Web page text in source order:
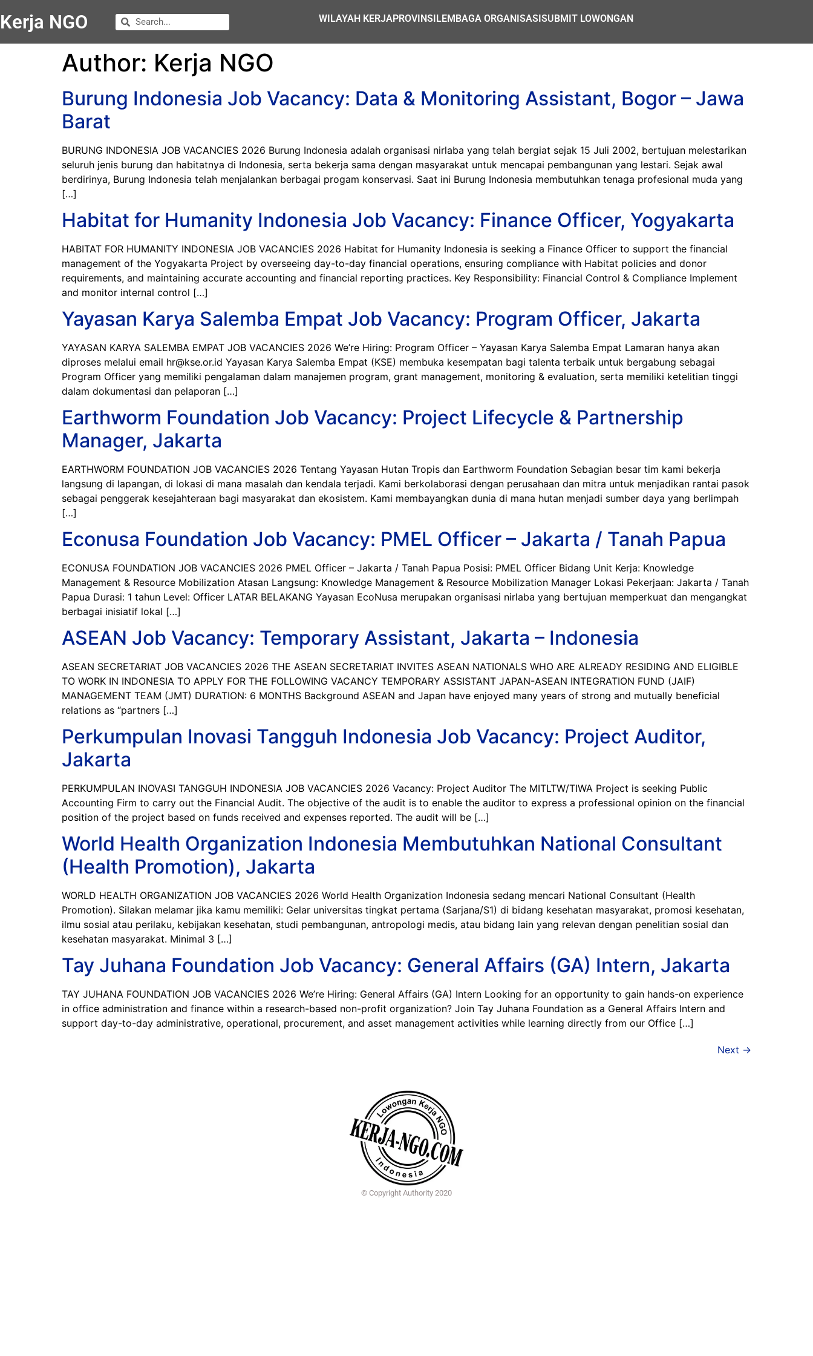
Kerja NGO WILAYAH KERJAPROVINSILEMBAGA ORGANISASISUBMIT LOWONGAN
Author: Kerja NGO
Burung Indonesia Job Vacancy: Data & Monitoring Assistant, Bogor – Jawa
Barat
BURUNG INDONESIA JOB VACANCIES 2026 Burung Indonesia adalah organisasi nirlaba yang telah bergiat sejak 15 Juli 2002, bertujuan melestarikan
seluruh jenis burung dan habitatnya di Indonesia, serta bekerja sama dengan masyarakat untuk mencapai pembangunan yang lestari. Sejak awal
berdirinya, Burung Indonesia telah menjalankan berbagai progam konservasi. Saat ini Burung Indonesia membutuhkan tenaga profesional muda yang
[…]
Habitat for Humanity Indonesia Job Vacancy: Finance Officer, Yogyakarta
HABITAT FOR HUMANITY INDONESIA JOB VACANCIES 2026 Habitat for Humanity Indonesia is seeking a Finance Officer to support the financial
management of the Yogyakarta Project by overseeing day-to-day financial operations, ensuring compliance with Habitat policies and donor
requirements, and maintaining accurate accounting and financial reporting practices. Key Responsibility: Financial Control & Compliance Implement
and monitor internal control […]
Yayasan Karya Salemba Empat Job Vacancy: Program Officer, Jakarta
YAYASAN KARYA SALEMBA EMPAT JOB VACANCIES 2026 We’re Hiring: Program Officer – Yayasan Karya Salemba Empat Lamaran hanya akan
diproses melalui email hr@kse.or.id Yayasan Karya Salemba Empat (KSE) membuka kesempatan bagi talenta terbaik untuk bergabung sebagai
Program Officer yang memiliki pengalaman dalam manajemen program, grant management, monitoring & evaluation, serta memiliki ketelitian tinggi
dalam dokumentasi dan pelaporan […]
Earthworm Foundation Job Vacancy: Project Lifecycle & Partnership
Manager, Jakarta
EARTHWORM FOUNDATION JOB VACANCIES 2026 Tentang Yayasan Hutan Tropis dan Earthworm Foundation Sebagian besar tim kami bekerja
langsung di lapangan, di lokasi di mana masalah dan kendala terjadi. Kami berkolaborasi dengan perusahaan dan mitra untuk menjadikan rantai pasok
sebagai penggerak kesejahteraan bagi masyarakat dan ekosistem. Kami membayangkan dunia di mana hutan menjadi sumber daya yang berlimpah
[…]
Econusa Foundation Job Vacancy: PMEL Officer – Jakarta / Tanah Papua
ECONUSA FOUNDATION JOB VACANCIES 2026 PMEL Officer – Jakarta / Tanah Papua Posisi: PMEL Officer Bidang Unit Kerja: Knowledge
Management & Resource Mobilization Atasan Langsung: Knowledge Management & Resource Mobilization Manager Lokasi Pekerjaan: Jakarta / Tanah
Papua Durasi: 1 tahun Level: Officer LATAR BELAKANG Yayasan EcoNusa merupakan organisasi nirlaba yang bertujuan memperkuat dan mengangkat
berbagai inisiatif lokal […]
ASEAN Job Vacancy: Temporary Assistant, Jakarta – Indonesia
ASEAN SECRETARIAT JOB VACANCIES 2026 THE ASEAN SECRETARIAT INVITES ASEAN NATIONALS WHO ARE ALREADY RESIDING AND ELIGIBLE
TO WORK IN INDONESIA TO APPLY FOR THE FOLLOWING VACANCY TEMPORARY ASSISTANT JAPAN-ASEAN INTEGRATION FUND (JAIF)
MANAGEMENT TEAM (JMT) DURATION: 6 MONTHS Background ASEAN and Japan have enjoyed many years of strong and mutually beneficial
relations as “partners […]
Perkumpulan Inovasi Tangguh Indonesia Job Vacancy: Project Auditor,
Jakarta
PERKUMPULAN INOVASI TANGGUH INDONESIA JOB VACANCIES 2026 Vacancy: Project Auditor The MITLTW/TIWA Project is seeking Public
Accounting Firm to carry out the Financial Audit. The objective of the audit is to enable the auditor to express a professional opinion on the financial
position of the project based on funds received and expenses reported. The audit will be […]
World Health Organization Indonesia Membutuhkan National Consultant
(Health Promotion), Jakarta
WORLD HEALTH ORGANIZATION JOB VACANCIES 2026 World Health Organization Indonesia sedang mencari National Consultant (Health
Promotion). Silakan melamar jika kamu memiliki: Gelar universitas tingkat pertama (Sarjana/S1) di bidang kesehatan masyarakat, promosi kesehatan,
ilmu sosial atau perilaku, kebijakan kesehatan, studi pembangunan, antropologi medis, atau bidang lain yang relevan dengan penelitian sosial dan
kesehatan masyarakat. Minimal 3 […]
Tay Juhana Foundation Job Vacancy: General Affairs (GA) Intern, Jakarta
TAY JUHANA FOUNDATION JOB VACANCIES 2026 We’re Hiring: General Affairs (GA) Intern Looking for an opportunity to gain hands-on experience
in office administration and finance within a research-based non-profit organization? Join Tay Juhana Foundation as a General Affairs Intern and
support day-to-day administrative, operational, procurement, and asset management activities while learning directly from our Office […]
Next →
© Copyright Authority 2020